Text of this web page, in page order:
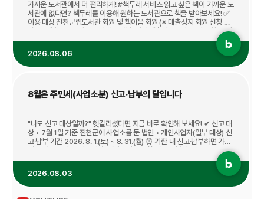
가까운 도서관에서 더 편리하게! #책두레 서비스 읽고 싶은 책이 가까운 도
서관에 없다면? 책두레를 이용해 원하는 도서관으로 책을 받아보세요! ✅
이용 대상 진천군립도서관 회원 및 책이음 회원 (※ 대출정지 회원 신청 불
가) ✅ 대출 권수 1인 3권 이내 ✅ 대출 기간 대출일로부터 10일 (1회 10일
연장 가능) ✅ 이용 방법 진천군립도서관 홈페이지 또는 리브로피아에서
도서를 검색한 후 상호대차(책두레) 신청! 참여 도서관 진천군립도서관 혁
신도서관 광혜원도서관(화·금) 생생덕산 작은도서관(금) 통통문백 작은도
서관(금) 원하는 책을 더 쉽고 편리하게 만나보세요! #진천군 #독서 #책두
2026.08.06
8월은 주민세(사업소분) 신고·납부의 달입니다
"나도 신고 대상일까?" 헷갈리셨다면 지금 바로 확인해 보세요! ✔ 신고 대
상 • 7월 1일 기준 진천군에 사업소를 둔 법인 • 개인사업자(일부 대상) 신
고·납부 기간 2026. 8. 1.(토) ~ 8. 31.(월) ⏰ 기한 내 신고·납부하면 가산
더 살기 좋은 진천을 만드는 데 소중하게 사용됩니다. 위택스(Wetax) 전
자신고로 언제 어디서나 간편하게 신고하세요! 성실한 납세가 더 밝은 진천
2026.08.03